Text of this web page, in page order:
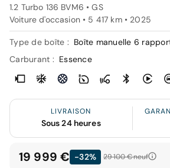
1.2 Turbo 136 BVM6 • GS
Voiture d'occasion • 5 417 km • 2025
Type de boîte : Boîte manuelle 6
Carburant : Essence
LIVRAISON
Sous 24 heures
19 999 € -32% 29 100 €neuf